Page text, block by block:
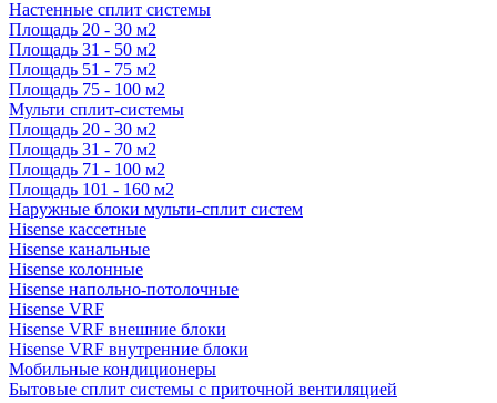
Настенные сплит системы
Площадь 20 - 30 м2
Площадь 31 - 50 м2
Площадь 51 - 75 м2
Площадь 75 - 100 м2
Мульти сплит-системы
Площадь 20 - 30 м2
Площадь 31 - 70 м2
Площадь 71 - 100 м2
Площадь 101 - 160 м2
Наружные блоки мульти-сплит систем
Hisense кассетные
Hisense канальные
Hisense колонные
Hisense напольно-потолочные
Hisense VRF
Hisense VRF внешние блоки
Hisense VRF внутренние блоки
Мобильные кондиционеры
Бытовые сплит системы с приточной вентиляцией